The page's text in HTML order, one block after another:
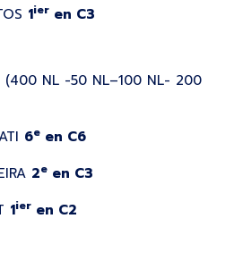
1ier en C3
(400 NL -50 NL–100 NL- 200
6e en C6
2e en C3
1ier en C2